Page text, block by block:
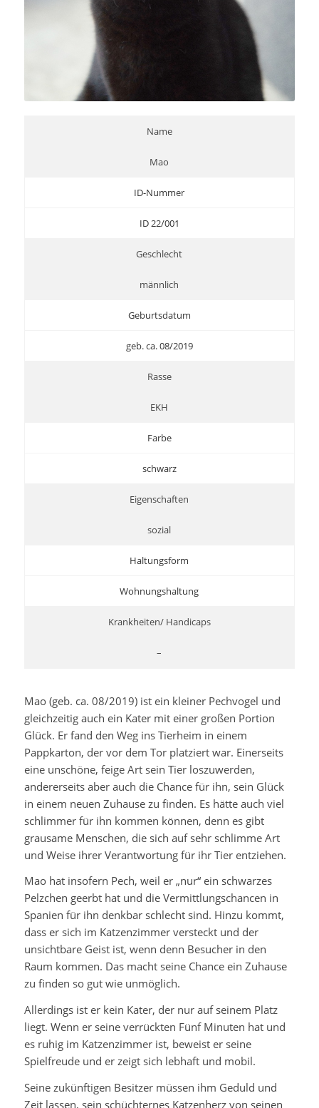
Name
Mao
ID-Nummer
ID 22/001
Geschlecht
männlich
Geburtsdatum
geb. ca. 08/2019
Rasse
EKH
Farbe
schwarz
Eigenschaften
sozial
Haltungsform
Wohnungshaltung
Krankheiten/ Handicaps
–
Mao (geb. ca. 08/2019) ist ein kleiner Pechvogel und
gleichzeitig auch ein Kater mit einer großen Portion
Glück. Er fand den Weg ins Tierheim in einem
Pappkarton, der vor dem Tor platziert war. Einerseits
eine unschöne, feige Art sein Tier loszuwerden,
andererseits aber auch die Chance für ihn, sein Glück
in einem neuen Zuhause zu finden. Es hätte auch viel
schlimmer für ihn kommen können, denn es gibt
grausame Menschen, die sich auf sehr schlimme Art
und Weise ihrer Verantwortung für ihr Tier entziehen.
Mao hat insofern Pech, weil er „nur“ ein schwarzes
Pelzchen geerbt hat und die Vermittlungschancen in
Spanien für ihn denkbar schlecht sind. Hinzu kommt,
dass er sich im Katzenzimmer versteckt und der
unsichtbare Geist ist, wenn denn Besucher in den
Raum kommen. Das macht seine Chance ein Zuhause
zu finden so gut wie unmöglich.
Allerdings ist er kein Kater, der nur auf seinem Platz
liegt. Wenn er seine verrückten Fünf Minuten hat und
es ruhig im Katzenzimmer ist, beweist er seine
Spielfreude und er zeigt sich lebhaft und mobil.
Seine zukünftigen Besitzer müssen ihm Geduld und
Zeit lassen, sein schüchternes Katzenherz von seinen